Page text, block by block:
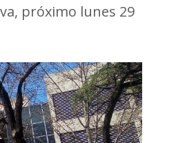
próximo lunes 29